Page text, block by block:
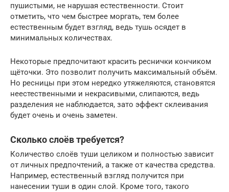
пушистыми, не нарушая естественности. Стоит
отметить, что чем быстрее моргать, тем более
естественным будет взгляд, ведь тушь осядет в
минимальных количествах.
Некоторые предпочитают красить реснички кончиком
щёточки. Это позволит получить максимальный объём.
Но ресницы при этом нередко утяжеляются, становятся
неестественными и некрасивыми, слипаются, ведь
разделения не наблюдается, зато эффект склеивания
будет очень и очень заметен.
Сколько слоёв требуется?
Количество слоёв туши целиком и полностью зависит
от личных предпочтений, а также от качества средства.
Например, естественный взгляд получится при
нанесении туши в один слой. Кроме того, такого